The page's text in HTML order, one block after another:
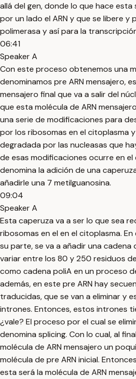
allá del gen, donde lo que hace
por un lado el ARN y que se libere
polimerasa y así para la
06:41
Speaker A
Con este proceso obtenemos una
denominamos pre ARN mensajero,
mensajero final que va a salir del
que esta molécula de ARN
una serie de modificaciones para
por los ribosomas en el citoplasma
degradada por las nucleasas que
de esas modificaciones ocurre en
denomina la adición de una
añadirle una 7 metilguanosina.
09:04
Speaker A
Esta caperuza va a ser lo que sea
ribosomas en el en el citoplasma.
su parte, se va a añadir una cadena
variar entre los 80 y 250 residuos
como cadena poliA en un proceso
además, en este pre ARN hay
traducidas, que se van a eliminar y
intrones. Entonces, estos intrones
¿vale? El proceso por el cual se
denomina splicing. Con lo cual, al
molécula de ARN mensajero un
molécula de pre ARN inicial.
esta será la molécula de ARN